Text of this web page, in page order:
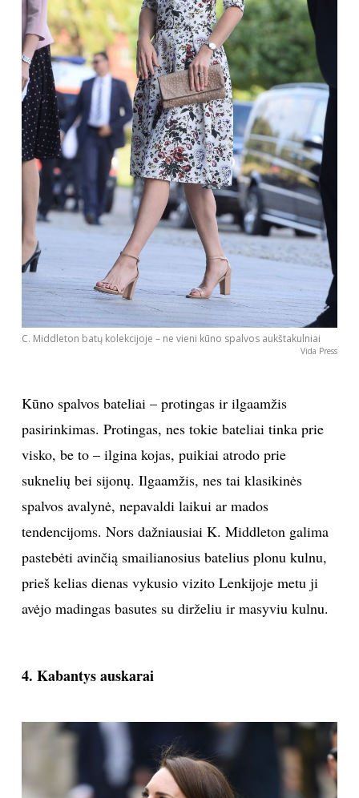
C. Middleton batų kolekcijoje – ne vieni kūno spalvos aukštakulniai
Vida Press
Kūno spalvos bateliai – protingas ir ilgaamžis
pasirinkimas. Protingas, nes tokie bateliai tinka prie
visko, be to – ilgina kojas, puikiai atrodo prie
suknelių bei sijonų. Ilgaamžis, nes tai klasikinės
spalvos avalynė, nepavaldi laikui ar mados
tendencijoms. Nors dažniausiai K. Middleton galima
pastebėti avinčią smailianosius batelius plonu kulnu,
prieš kelias dienas vykusio vizito Lenkijoje metu ji
avėjo madingas basutes su dirželiu ir masyviu kulnu.
4. Kabantys auskarai